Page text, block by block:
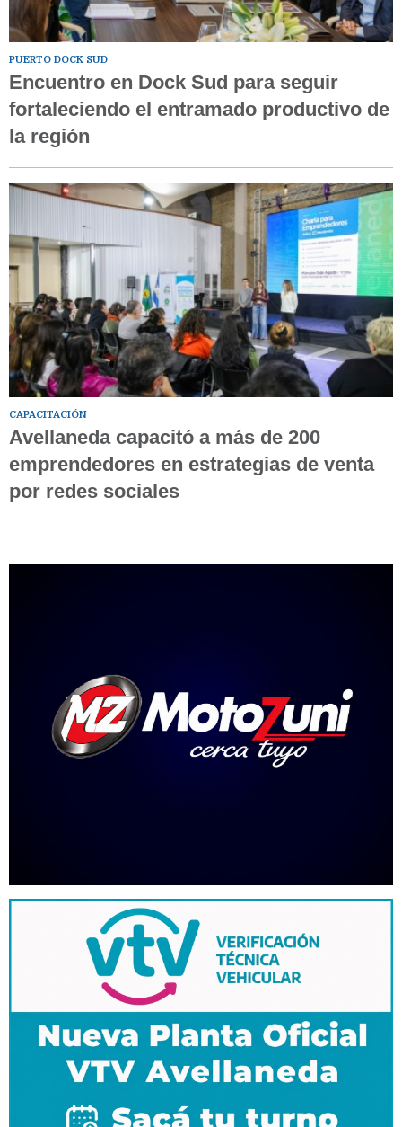
PUERTO DOCK SUD
Encuentro en Dock Sud para seguir
fortaleciendo el entramado productivo de
la región
CAPACITACIÓN
Avellaneda capacitó a más de 200
emprendedores en estrategias de venta
por redes sociales